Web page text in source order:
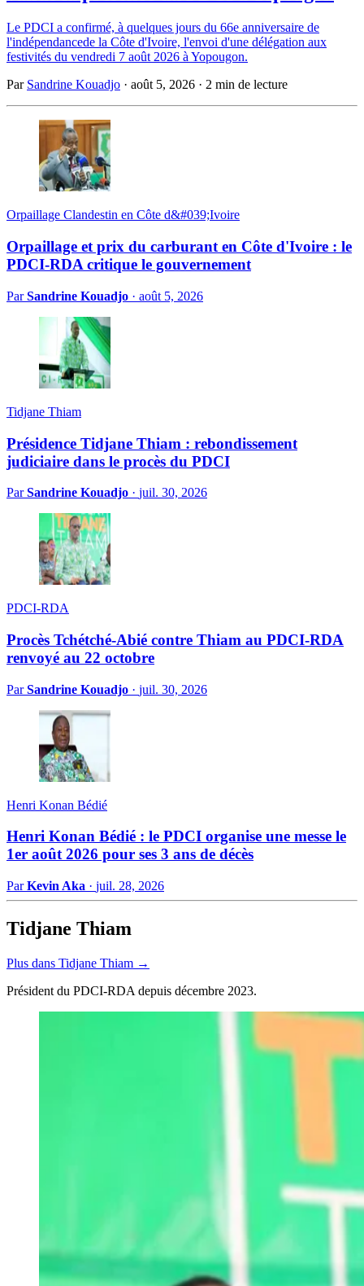
Le PDCI a confirmé, à quelques jours du 66e anniversaire de
l'indépendancede la Côte d'Ivoire, l'envoi d'une délégation aux
festivités du vendredi 7 août 2026 à Yopougon.
Par Sandrine Kouadjo · août 5, 2026 · 2 min de lecture
Orpaillage Clandestin en Côte d&#039;Ivoire
Orpaillage et prix du carburant en Côte d'Ivoire : le
PDCI-RDA critique le gouvernement
ParSandrine Kouadjo · août 5, 2026
Tidjane Thiam
Présidence Tidjane Thiam : rebondissement
judiciaire dans le procès du PDCI
ParSandrine Kouadjo · juil. 30, 2026
PDCI-RDA
Procès Tchétché-Abié contre Thiam au PDCI-RDA
renvoyé au 22 octobre
ParSandrine Kouadjo · juil. 30, 2026
Henri Konan Bédié
Henri Konan Bédié : le PDCI organise une messe le
1er août 2026 pour ses 3 ans de décès
ParKevin Aka · juil. 28, 2026
Tidjane Thiam
Plus dans Tidjane Thiam →
Président du PDCI-RDA depuis décembre 2023.